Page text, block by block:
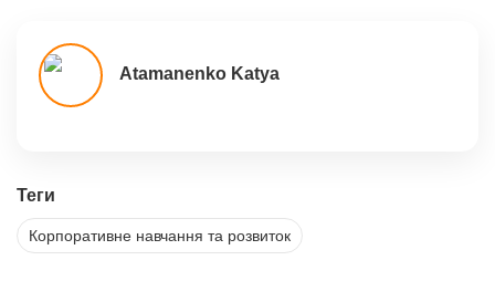
Atamanenko Katya
Теги
Корпоративне навчання та розвиток